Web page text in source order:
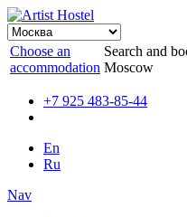
Choose an
accommodation
Search and
Moscow
+7 925 483-85-44
En
Ru
Nav